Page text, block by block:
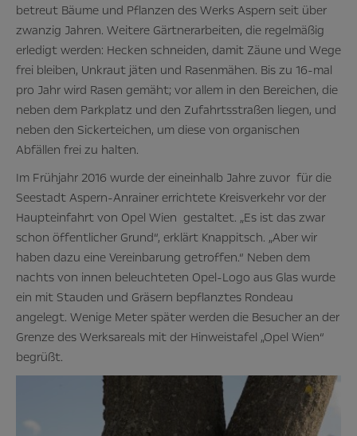
betreut Bäume und Pflanzen des Werks Aspern seit über
zwanzig Jahren. Weitere Gärtnerarbeiten, die regelmäßig
erledigt werden: Hecken schneiden, damit Zäune und Wege
frei bleiben, Unkraut jäten und Rasenmähen. Bis zu 16-mal
pro Jahr wird Rasen gemäht; vor allem in den Bereichen, die
neben dem Parkplatz und den Zufahrtsstraßen liegen, und
neben den Sickerteichen, um diese von organischen
Abfällen frei zu halten.
Im Frühjahr 2016 wurde der eineinhalb Jahre zuvor für die
Seestadt Aspern-Anrainer errichtete Kreisverkehr vor der
Haupteinfahrt von Opel Wien gestaltet. „Es ist das zwar
schon öffentlicher Grund“, erklärt Knappitsch. „Aber wir
haben dazu eine Vereinbarung getroffen.“ Neben dem
nachts von innen beleuchteten Opel-Logo aus Glas wurde
ein mit Stauden und Gräsern bepflanztes Rondeau
angelegt. Wenige Meter später werden die Besucher an der
Grenze des Werksareals mit der Hinweistafel „Opel Wien“
begrüßt.